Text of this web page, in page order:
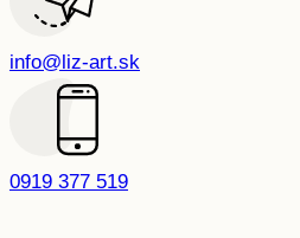
info@liz-art.sk
0919 377 519